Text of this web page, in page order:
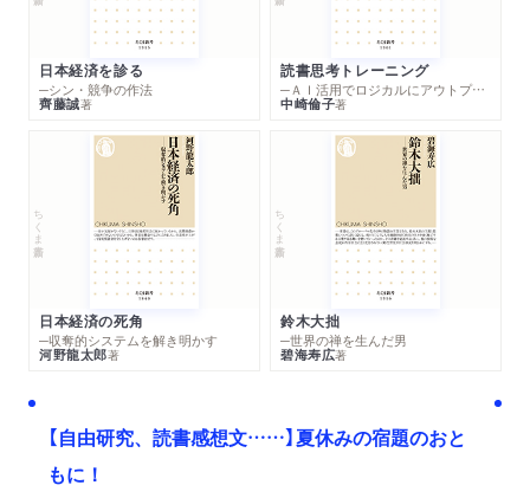
日本経済を診る
─シン・競争の作法
齊藤誠著
読書思考トレーニング
─ＡＩ活用でロジカルにアウトプットする技法
中崎倫子著
ちくま新書
日本経済の死角
─収奪的システムを解き明かす
河野龍太郎著
ちくま新書
鈴木大拙
─世界の禅を生んだ男
碧海寿広著
【自由研究、読書感想文……】夏休みの宿題のおと
もに！